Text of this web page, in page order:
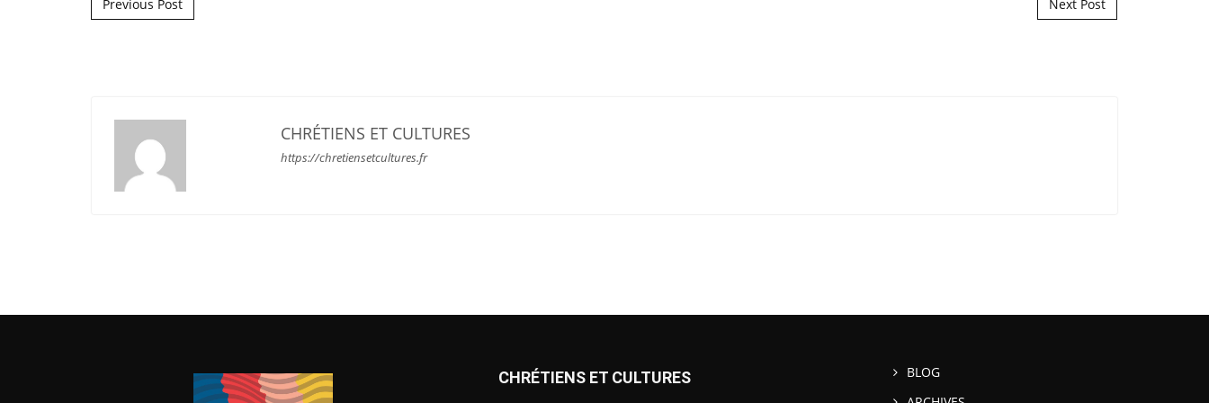
Previous Post Next Post
CHRÉTIENS ET CULTURES
https://chretiensetcultures.fr
CHRÉTIENS ET CULTURES
BLOG